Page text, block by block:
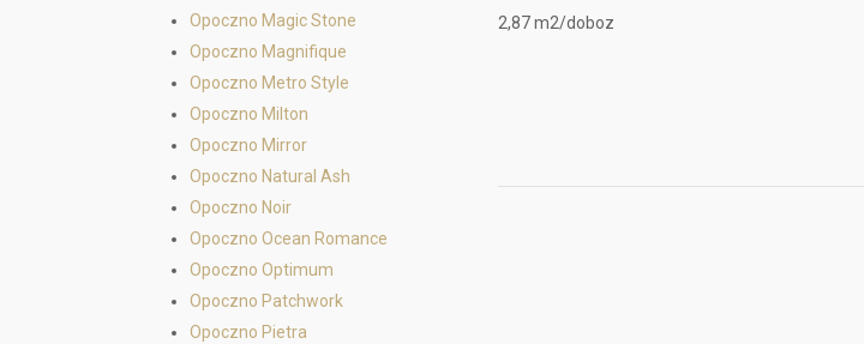
2,87 m2/doboz
Opoczno Magic Stone
Opoczno Magnifique
Opoczno Metro Style
Opoczno Milton
Opoczno Mirror
Opoczno Natural Ash
Opoczno Noir
Opoczno Ocean Romance
Opoczno Optimum
Opoczno Patchwork
Opoczno Pietra